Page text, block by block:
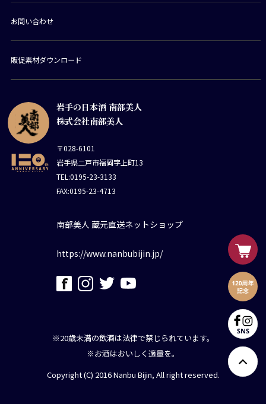
岩手の日本酒 南部美人
株式会社南部美人
〒028-6101
岩手県二戸市福岡字上町13
TEL:0195-23-3133
FAX:0195-23-4713
南部美人 蔵元直送ネットショップ
https://www.nanbubijin.jp/
お問い合わせ
販促素材ダウンロード
※20歳未満の飲酒は法律で禁じられています。
※お酒はおいしく適量を。
Copyright (C) 2016 Nanbu Bijin, All right reserved.